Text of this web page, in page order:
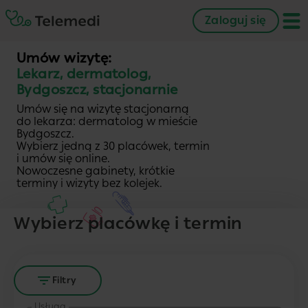
Zaloguj się
Umów wizytę:
Lekarz, dermatolog,
Bydgoszcz, stacjonarnie
Umów się na wizytę stacjonarną
do lekarza: dermatolog w mieście
Bydgoszcz.
Wybierz jedną z 30 placówek, termin
i umów się online.
Nowoczesne gabinety, krótkie
terminy i wizyty bez kolejek.
Wybierz placówkę i termin
Filtry